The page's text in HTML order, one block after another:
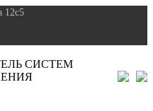
12с5
СИСТЕМ